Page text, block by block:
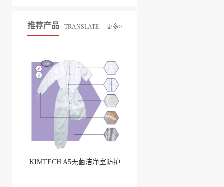
推荐产品 TRANSLATE 更多>
KIMTECH A5无菌洁净室防护